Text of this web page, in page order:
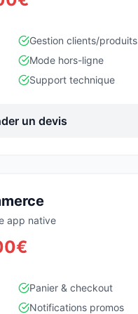
Gestion clients/produits
Mode hors-ligne
Support technique
un devis
app native
Panier & checkout
Notifications promos